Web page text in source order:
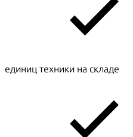
единиц техники на складе